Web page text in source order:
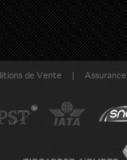
de Vente | Assurance